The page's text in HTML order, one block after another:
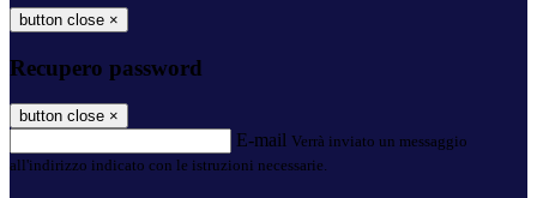
button close ×
Recupero password
button close ×
E-mail Verrà inviato un messaggio
all'indirizzo indicato con le istruzioni necessarie.